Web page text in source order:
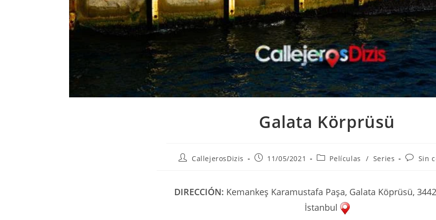
Galata Körprüsü
AutorCallejerosDizis
Publicación
11/05/2021
Categoría
Películas / Series Sin
DIRECCIÓN: Kemankeş Karamustafa Paşa, Galata Köprüsü,
İstanbul